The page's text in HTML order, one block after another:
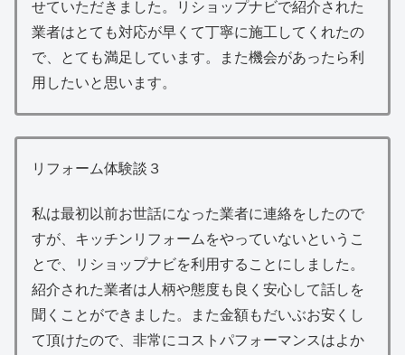
せていただきました。リショップナビで紹介された
業者はとても対応が早くて丁寧に施工してくれたの
で、とても満足しています。また機会があったら利
用したいと思います。
リフォーム体験談３
私は最初以前お世話になった業者に連絡をしたので
すが、キッチンリフォームをやっていないというこ
とで、リショップナビを利用することにしました。
紹介された業者は人柄や態度も良く安心して話しを
聞くことができました。また金額もだいぶお安くし
て頂けたので、非常にコストパフォーマンスはよか